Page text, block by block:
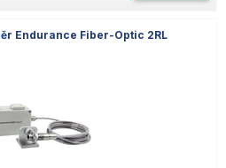
Endurance Fiber-Optic 2RL